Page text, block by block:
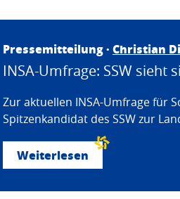
Pressemitteilung · Christian
INSA-Umfrage: SSW sieht
Zur aktuellen INSA-Umfrage für
Spitzenkandidat des SSW zur
Weiterlesen